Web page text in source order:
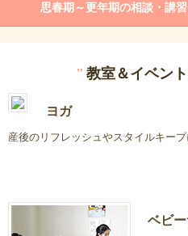
思春期～更年期の相談・講
" 教室＆イベン
ヨガ
産後のリフレッシュやスタイルキープ
ベビ